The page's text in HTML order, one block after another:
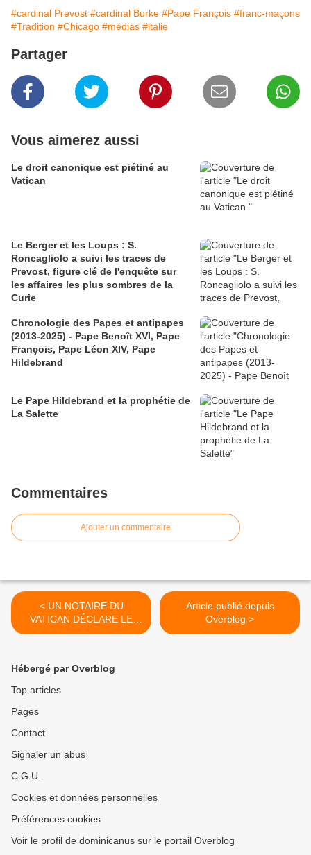
#cardinal Prevost #cardinal Burke #Pape François #franc-maçons
#Tradition #Chicago #médias #italie
Partager
Vous aimerez aussi
Le droit canonique est piétiné au
Vatican
Le Berger et les Loups : S.
Roncagliolo a suivi les traces de
Prevost, figure clé de l'enquête sur
les affaires les plus sombres de la
Curie
Chronologie des Papes et antipapes
(2013-2025) - Pape Benoît XVI, Pape
François, Pape Léon XIV, Pape
Hildebrand
Le Pape Hildebrand et la prophétie de
La Salette
Commentaires
Ajouter un commentaire
< UN NOTAIRE DU
VATICAN DÉCLARE LE
SIÈGE VACANT APRÈS
Article publié depuis
Overblog >
Hébergé par Overblog
Top articles
Pages
Contact
Signaler un abus
C.G.U.
Cookies et données personnelles
Préférences cookies
Voir le profil de dominicanus sur le portail Overblog